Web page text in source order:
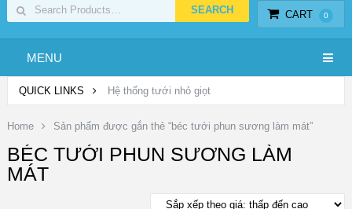
CART 0
MENU
QUICK LINKS Hệ thống tưới nhỏ giọt
Home Sản phẩm được gắn thẻ “béc tưới phun sương làm mát”
BÉC TƯỚI PHUN SƯƠNG LÀM
MÁT